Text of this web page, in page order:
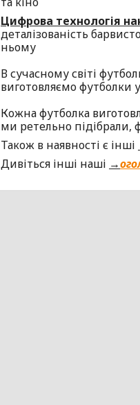
Цифрова технологія
деталізованість
ньому
В сучасному світі
виготовляємо футболки
Кожна футболка
ми ретельно підібрали,
Також в наявності є інші
Дивіться інші наші →